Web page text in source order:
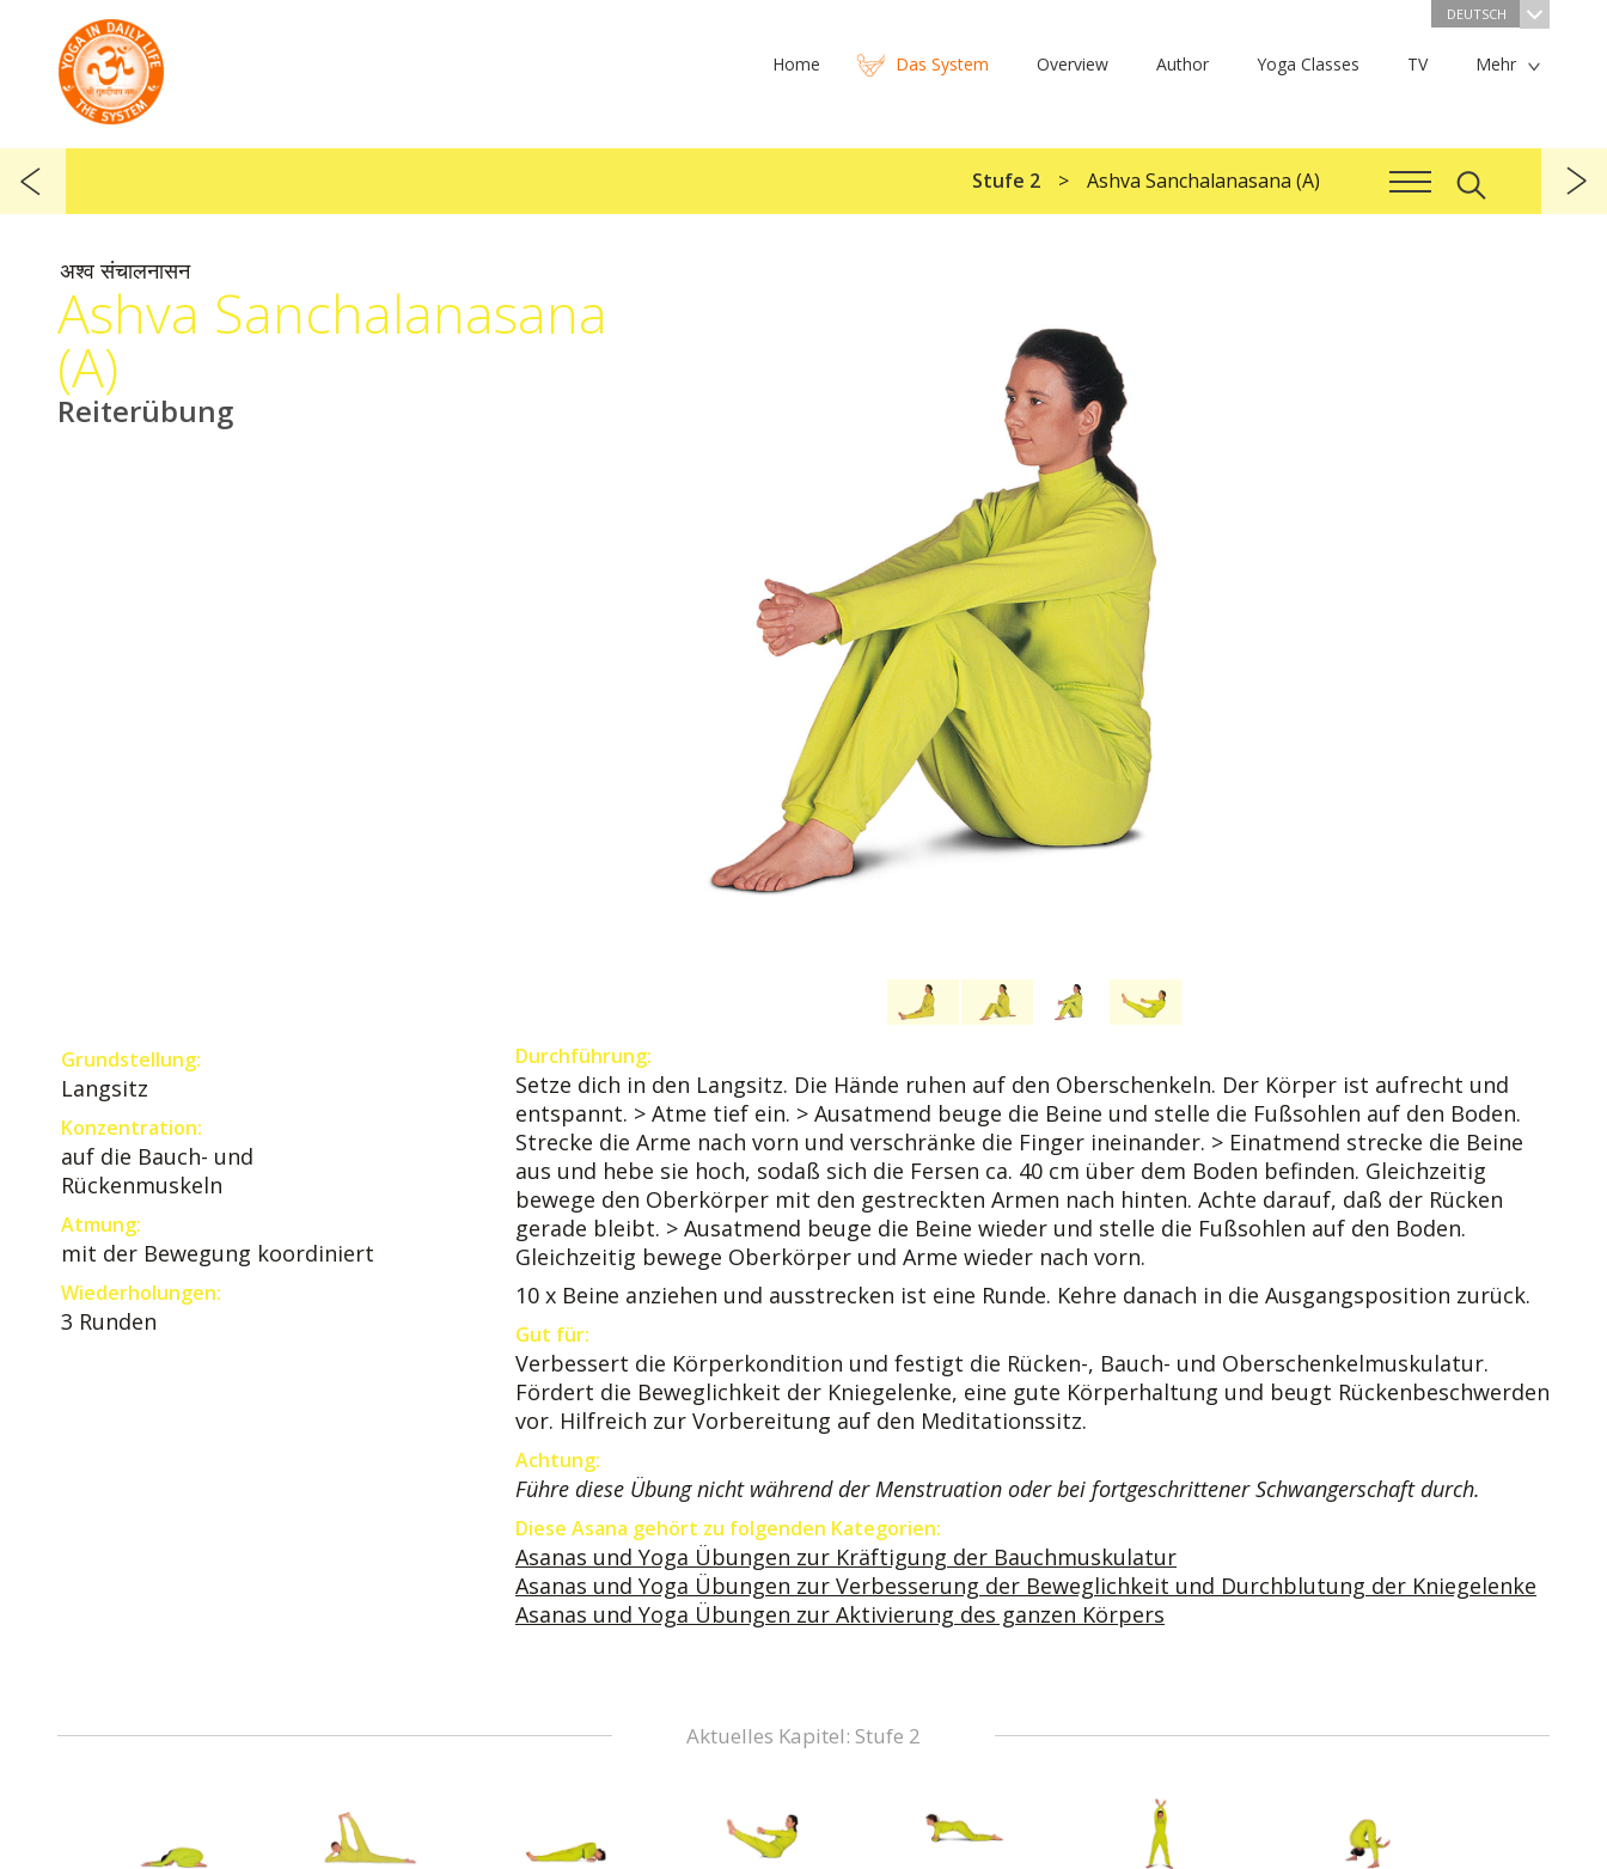
DEUTSCH
Home Das System Overview Author Yoga Classes TV Mehr
Stufe 2 Ashva Sanchalanasana (A)
अश्व संचालनासन
Ashva Sanchalanasana
(A)
Reiterübung
Grundstellung:
Langsitz
Konzentration:
auf die Bauch- und
Rückenmuskeln
Atmung:
mit der Bewegung koordiniert
Wiederholungen:
3 Runden
Durchführung:
Setze dich in den Langsitz. Die Hände ruhen auf den Oberschenkeln. Der Körper ist aufrecht und
entspannt. > Atme tief ein. > Ausatmend beuge die Beine und stelle die Fußsohlen auf den Boden.
Strecke die Arme nach vorn und verschränke die Finger ineinander. > Einatmend strecke die Beine
aus und hebe sie hoch, sodaß sich die Fersen ca. 40 cm über dem Boden befinden. Gleichzeitig
bewege den Oberkörper mit den gestreckten Armen nach hinten. Achte darauf, daß der Rücken
gerade bleibt. > Ausatmend beuge die Beine wieder und stelle die Fußsohlen auf den Boden.
Gleichzeitig bewege Oberkörper und Arme wieder nach vorn.
10 x Beine anziehen und ausstrecken ist eine Runde. Kehre danach in die Ausgangsposition zurück.
Gut für:
Verbessert die Körperkondition und festigt die Rücken-, Bauch- und Oberschenkelmuskulatur.
Fördert die Beweglichkeit der Kniegelenke, eine gute Körperhaltung und beugt Rückenbeschwerden
vor. Hilfreich zur Vorbereitung auf den Meditationssitz.
Achtung:
Führe diese Übung nicht während der Menstruation oder bei fortgeschrittener Schwangerschaft durch.
Diese Asana gehört zu folgenden Kategorien:
Asanas und Yoga Übungen zur Kräftigung der Bauchmuskulatur
Asanas und Yoga Übungen zur Verbesserung der Beweglichkeit und Durchblutung der Kniegelenke
Asanas und Yoga Übungen zur Aktivierung des ganzen Körpers
Aktuelles Kapitel: Stufe 2